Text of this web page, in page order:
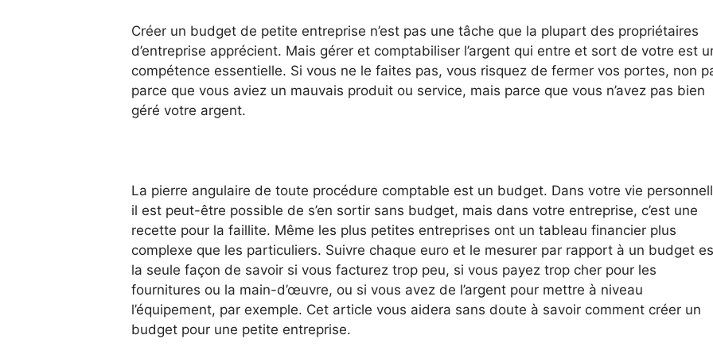
Créer un budget de petite entreprise n’est pas une tâche que la plupart des propriétaires
d’entreprise apprécient. Mais gérer et comptabiliser l’argent qui entre et sort de votre est
compétence essentielle. Si vous ne le faites pas, vous risquez de fermer vos portes, non
parce que vous aviez un mauvais produit ou service, mais parce que vous n’avez pas bien
géré votre argent.
La pierre angulaire de toute procédure comptable est un budget. Dans votre vie
il est peut-être possible de s’en sortir sans budget, mais dans votre entreprise, c’est une
recette pour la faillite. Même les plus petites entreprises ont un tableau financier plus
complexe que les particuliers. Suivre chaque euro et le mesurer par rapport à un budget
la seule façon de savoir si vous facturez trop peu, si vous payez trop cher pour les
fournitures ou la main-d’œuvre, ou si vous avez de l’argent pour mettre à niveau
l’équipement, par exemple. Cet article vous aidera sans doute à savoir comment créer un
budget pour une petite entreprise.